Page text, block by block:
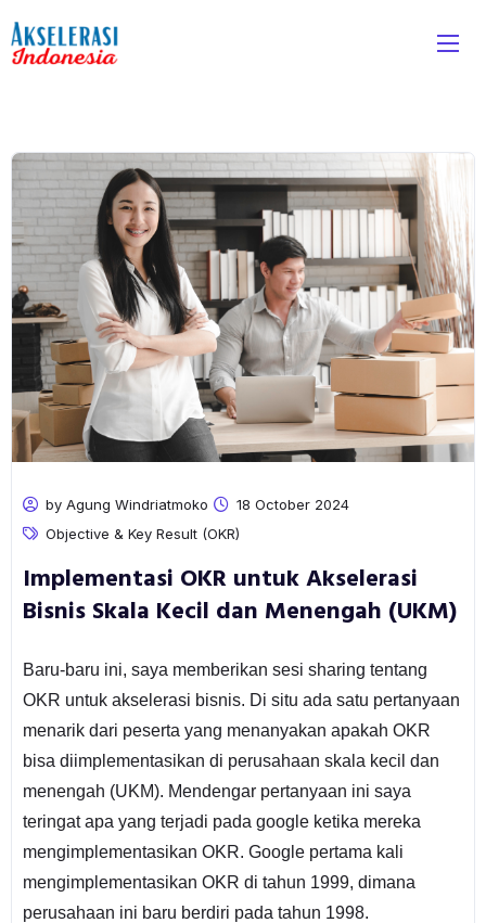
by Agung Windriatmoko
18 October 2024
Objective & Key Result (OKR)
Implementasi OKR untuk Akselerasi
Bisnis Skala Kecil dan Menengah (UKM)
Baru-baru ini, saya memberikan sesi sharing tentang
OKR untuk akselerasi bisnis. Di situ ada satu pertanyaan
menarik dari peserta yang menanyakan apakah OKR
bisa diimplementasikan di perusahaan skala kecil dan
menengah (UKM). Mendengar pertanyaan ini saya
teringat apa yang terjadi pada google ketika mereka
mengimplementasikan OKR. Google pertama kali
mengimplementasikan OKR di tahun 1999, dimana
perusahaan ini baru berdiri pada tahun 1998.